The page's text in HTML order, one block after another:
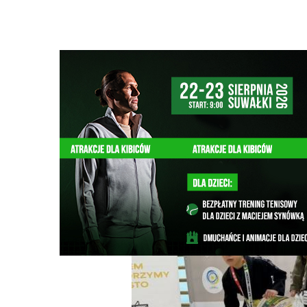
Ścieżka
nawigacyjna
SPORT 12/05/2026
Młodzi zawodnicy obronili